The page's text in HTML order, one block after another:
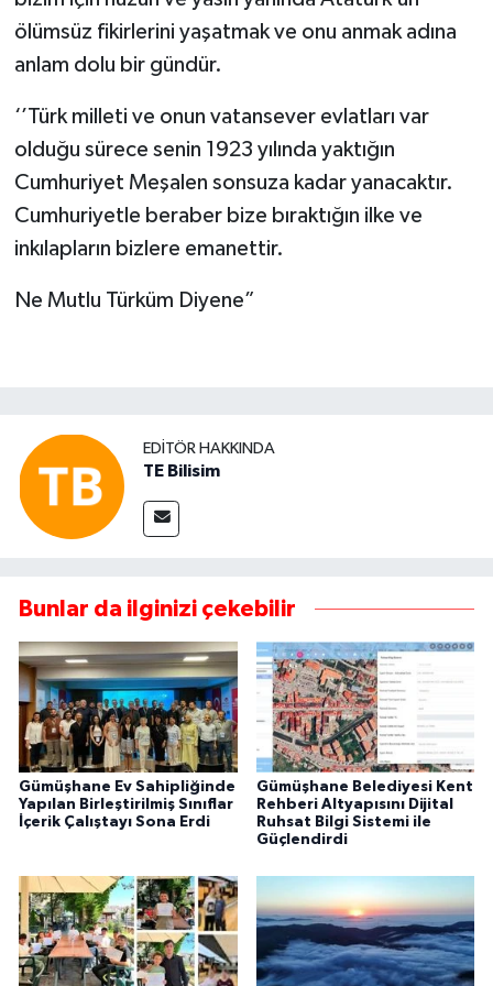
ölümsüz fikirlerini yaşatmak ve onu anmak adına
anlam dolu bir gündür.
‘’Türk milleti ve onun vatansever evlatları var
olduğu sürece senin 1923 yılında yaktığın
Cumhuriyet Meşalen sonsuza kadar yanacaktır.
Cumhuriyetle beraber bize bıraktığın ilke ve
inkılapların bizlere emanettir.
Ne Mutlu Türküm Diyene”
EDITÖR HAKKINDA
TE Bilisim
Bunlar da ilginizi çekebilir
Gümüşhane Ev Sahipliğinde
Yapılan Birleştirilmiş Sınıflar
İçerik Çalıştayı Sona Erdi
Gümüşhane Belediyesi Kent
Rehberi Altyapısını Dijital
Ruhsat Bilgi Sistemi ile
Güçlendirdi